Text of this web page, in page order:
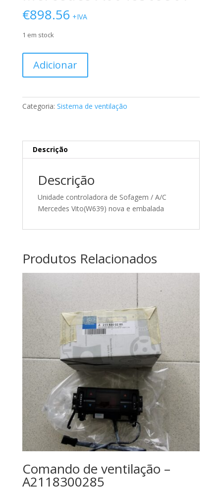
€898.56 +IVA
1 em stock
de
Mercedes
A0048309561
Adicionar
Categoria: Sistema de ventilação
Descrição
Descrição
Unidade controladora de Sofagem / A/C
Mercedes Vito(W639) nova e embalada
Produtos Relacionados
Comando de ventilação –
A2118300285